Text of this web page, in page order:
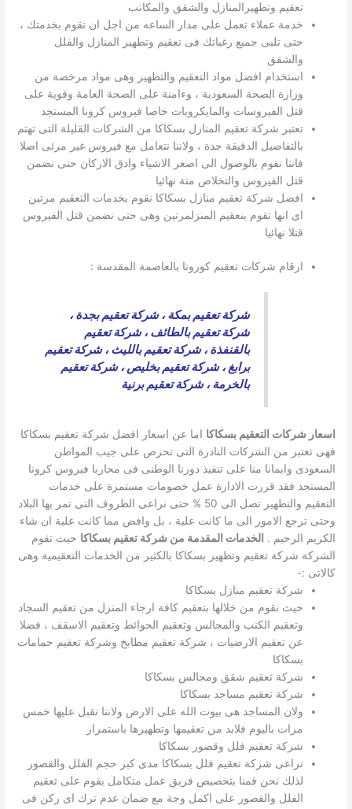
تعقيم وتطهيرالمنازل والشقق والمكاتب
خدمة عملاء تعمل على مدار الساعه من اجل ان تقوم بخدمتك ،
حتى تلبى جميع رغباتك فى تعقيم وتطهير المنازل والفلل
والشقق
استخدام افضل مواد التعقيم والتطهير وهى مواد مرخصة من
وزارة الصحة السعودية ، وءامنة على الصحة العامة وقوية على
قتل الفيروسات والمايكروبات خاصا فيروس كرونا المستجد
تعتبر شركة تعقيم المنازل بسكاكا من الشركات القليلة التى تهتم
بالتفاصيل الدقيقة جدة ، ولاننا نتعامل مع فيروس غير مرئى اصلا
فاننا نقوم بالوصول الى اصغر الاشياء وادق الاركان حتى نضمن
قتل الفيروس والتخلاص منة نهائيا
افضل شركة تعقيم منازل بسكاكا نقوم بخدمات التعقيم مرتين
اى انها تقوم بنعقيم المنزلمرتين وهى حتى نضمن قتل الفيروس
قتلا نهائيا
ارقام شركات تعقيم كورونا بالعاصمة المقدسة :
شركة تعقيم بمكة،شركة تعقيم بجدة،
شركة تعقيم بالطائف،شركة تعقيم
بالقنفذة،شركة تعقيم بالليث،شركة تعقيم
برابغ،شركة تعقيم بخليص،شركة تعقيم
بالخرمة،شركة تعقيم برنية
اسعار شركات التعقيم بسكاكا اما عن اسعار افضل شركة تعقيم بسكاكا
فهى تعتبر من الشركات النادرة التى تحرص على جيب المواطن
السعودى وايمانا منا على تنفيذ دورنا الوطنى فى محاربا فيروس كرونا
المستجد فقد قررت الادارة عمل خصومات مستمرة على خدمات
التعقيم والتطهير تصل الى 50 % حتى نراعى الظروف التى تمر بها البلاد
وحتى ترجع الامور الى ما كانت علية ، بل وافض مما كانت علية ان شاء
الكريم الرحيم . الخدمات المقدمة من شركة تعقيم بسكاكا حيث تقوم
الشركة شركة تعقيم وتطهير بسكاكا بالكثير من الخدمات التعقيمية وهى
كالاتى :-
شركة تعقيم منازل بسكاكا
حيث نقوم من خلالها بتعقيم كافة ارجاء المنزل من تعقيم السجاد
وتعقيم الكنب والمجالس وتعقيم الحوائط وتعقيم الاسقف ، فضلا
عن تعقيم الارضيات ، شركة تعقيم مطابخ وشركة تعقيم حمامات
بسكاكا
شركة تعقيم شقق ومجالس بسكاكا
شركة تعقيم مساجد بسكاكا
ولان المساجد هى بيوت الله على الارض ولاننا نقبل عليها خمس
مرات باليوم فلابد من تعقيمها وتطهيرها باستمرار
شركة تعقيم فلل وقصور بسكاكا
تراعى شركة تعقيم فلل بسكاكا مدى كبر حجم الفلل والقصور
لذلك نحن قمنا بتخصيص فريق عمل متكامل يقوم على تعقيم
الفلل والقصور على اكمل وجة مع ضمان عدم ترك اى ركن فى